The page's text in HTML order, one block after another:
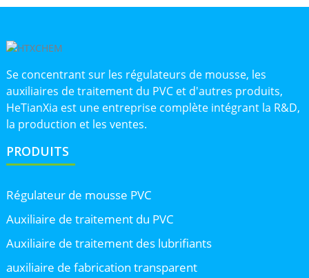
Se concentrant sur les régulateurs de mousse, les
auxiliaires de traitement du PVC et d'autres produits,
HeTianXia est une entreprise complète intégrant la R&D,
la production et les ventes.
PRODUITS
Régulateur de mousse PVC
Auxiliaire de traitement du PVC
Auxiliaire de traitement des lubrifiants
auxiliaire de fabrication transparent